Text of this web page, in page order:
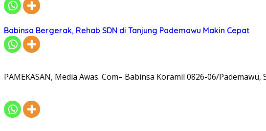
Babinsa Bergerak, Rehab SDN di Tanjung Pademawu Makin Cepat
PAMEKASAN, Media Awas. Com– Babinsa Koramil 0826-06/